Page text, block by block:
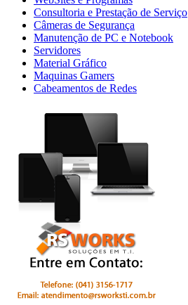
Consultoria e Prestação de Serviço
Câmeras de Segurança
Manutenção de PC e Notebook
Servidores
Material Gráfico
Maquinas Gamers
Cabeamentos de Redes